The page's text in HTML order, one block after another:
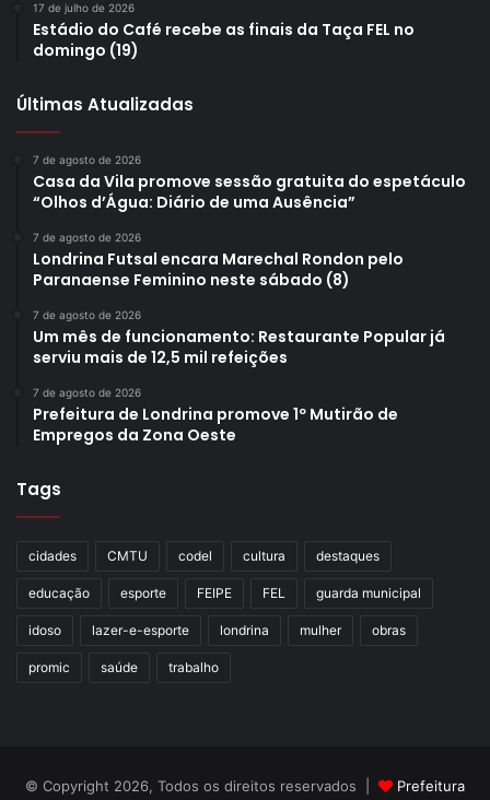
17 de julho de 2026
Estádio do Café recebe as finais da Taça FEL no
domingo (19)
Últimas Atualizadas
7 de agosto de 2026
Casa da Vila promove sessão gratuita do espetáculo
“Olhos d’Água: Diário de uma Ausência”
7 de agosto de 2026
Londrina Futsal encara Marechal Rondon pelo
Paranaense Feminino neste sábado (8)
7 de agosto de 2026
Um mês de funcionamento: Restaurante Popular já
serviu mais de 12,5 mil refeições
7 de agosto de 2026
Prefeitura de Londrina promove 1º Mutirão de
Empregos da Zona Oeste
Tags
cidades CMTU codel cultura destaques
educação esporte FEIPE FEL guarda municipal
idoso lazer-e-esporte londrina mulher obras
promic saúde trabalho
© Copyright 2026, Todos os direitos reservados | Prefeitura